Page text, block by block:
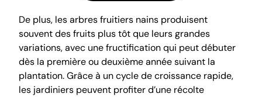
De plus, les arbres fruitiers nains produisent
souvent des fruits plus tôt que leurs grandes
variations, avec une fructification qui peut débuter
dès la première ou deuxième année suivant la
plantation. Grâce à un cycle de croissance rapide,
les jardiniers peuvent profiter d’une récolte